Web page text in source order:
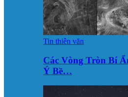
Tin thiên văn
Các Vòng Tròn Bí
Ý Bề…